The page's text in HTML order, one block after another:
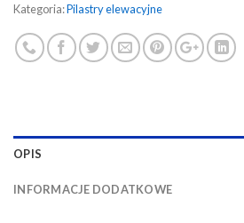
Kategoria:Pilastry elewacyjne
OPIS
INFORMACJE DODATKOWE